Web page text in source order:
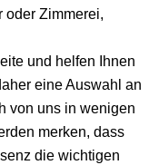
oder Zimmerei,
und helfen Ihnen
eine Auswahl an
von uns in wenigen
merken, dass
die wichtigen